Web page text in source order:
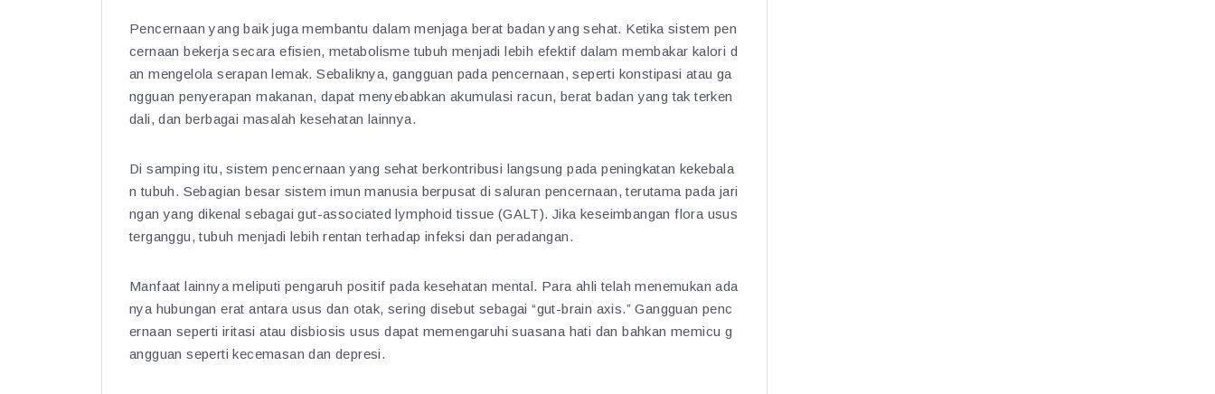
Pencernaan yang baik juga membantu dalam menjaga berat badan yang sehat. Ketika sistem pen
cernaan bekerja secara efisien, metabolisme tubuh menjadi lebih efektif dalam membakar kalori d
an mengelola serapan lemak. Sebaliknya, gangguan pada pencernaan, seperti konstipasi atau ga
ngguan penyerapan makanan, dapat menyebabkan akumulasi racun, berat badan yang tak terken
dali, dan berbagai masalah kesehatan lainnya.
Di samping itu, sistem pencernaan yang sehat berkontribusi langsung pada peningkatan kekebala
n tubuh. Sebagian besar sistem imun manusia berpusat di saluran pencernaan, terutama pada jari
ngan yang dikenal sebagai gut-associated lymphoid tissue (GALT). Jika keseimbangan flora usus
terganggu, tubuh menjadi lebih rentan terhadap infeksi dan peradangan.
Manfaat lainnya meliputi pengaruh positif pada kesehatan mental. Para ahli telah menemukan ada
nya hubungan erat antara usus dan otak, sering disebut sebagai “gut-brain axis.” Gangguan penc
ernaan seperti iritasi atau disbiosis usus dapat memengaruhi suasana hati dan bahkan memicu g
angguan seperti kecemasan dan depresi.